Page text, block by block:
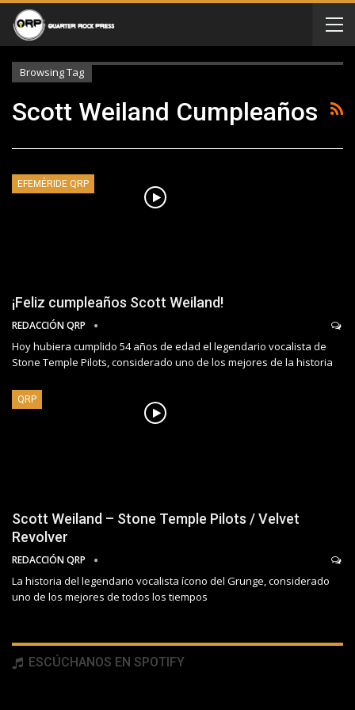
Browsing Tag
Scott Weiland Cumpleaños
EFEMÉRIDE QRP
¡Feliz cumpleaños Scott Weiland!
REDACCIÓN QRP
Hoy hubiera cumplido 54 años de edad el legendario vocalista de
Stone Temple Pilots, considerado uno de los mejores de la historia
QRP
Scott Weiland – Stone Temple Pilots / Velvet
Revolver
REDACCIÓN QRP
La historia del legendario vocalista ícono del Grunge, considerado
uno de los mejores de todos los tiempos
ESCÚCHANOS EN SPOTIFY